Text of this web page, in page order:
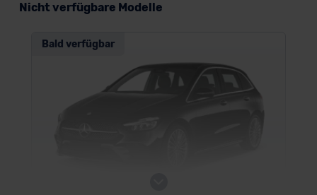
Nicht verfügbare Modelle
Bald verfügbar